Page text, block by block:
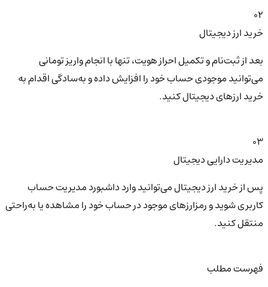
02
خرید ارز دیجیتال
بعد از ثبت‌نام و تکمیل احراز هویت، تنها با انجام واریز تومانی
می‌توانید موجودی حساب خود را افزایش داده و به‌سادگی اقدام به
خرید ارزهای دیجیتال کنید.
03
مدیریت دارایی دیجیتال
پس از خرید ارز دیجیتال می‌توانید وارد داشبورد مدیریت حساب
کاربری شوید و رمزارزهای موجود در حساب خود را مشاهده یا به‌راحتی
منتقل کنید.
فهرست مطلب